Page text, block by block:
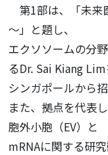
第1部は、「未来
～」と題し、
エクソソームの分
るDr. Sai Kiang Lim
シンガポールから
また、拠点を代表
胞外小胞（EV）と
mRNAに関する研